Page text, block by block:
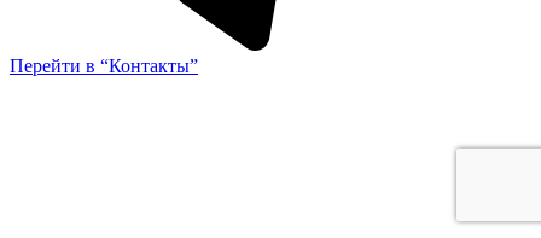
Перейти в “Контакты”